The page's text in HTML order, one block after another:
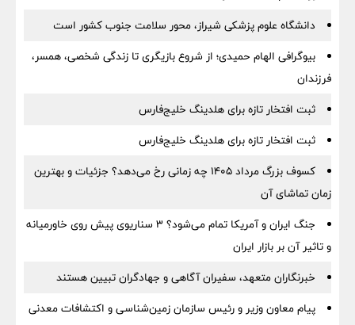
دانشگاه علوم پزشکی شیراز، محور سلامت جنوب کشور است
بیوگرافی الهام حمیدی؛ از شروع بازیگری تا زندگی شخصی، همسر،
فرزندان
ثبت افتخار تازه برای هلدینگ خلیج‌فارس
ثبت افتخار تازه برای هلدینگ خلیج‌فارس
کسوف بزرگ مرداد ۱۴۰۵ چه زمانی رخ می‌دهد؟ جزئیات و بهترین
زمان تماشای آن
جنگ ایران و آمریکا تمام می‌شود؟ ۳ سناریوی پیش روی خاورمیانه
و تاثیر آن بر بازار ایران
خبرنگاران متعهد، سفیران آگاهی و جهادگران تبیین هستند
پیام معاون وزیر و رئیس سازمان زمین‌شناسی و اکتشافات معدنی